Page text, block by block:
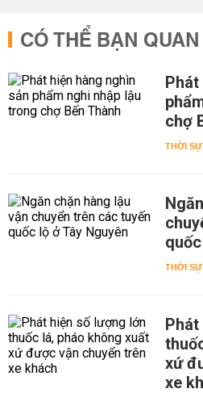
CÓ THỂ BẠN
Phát
chợ
THỜI SỰ
THỜI SỰ
xứ
xe